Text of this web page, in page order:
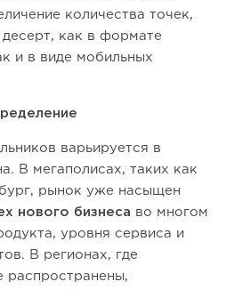
количества точек,
как в формате
и в виде мобильных
варьируется в
В мегаполисах, таких как
рынок уже насыщен
нового бизнеса во многом
уровня сервиса и
В регионах, где
распространены,